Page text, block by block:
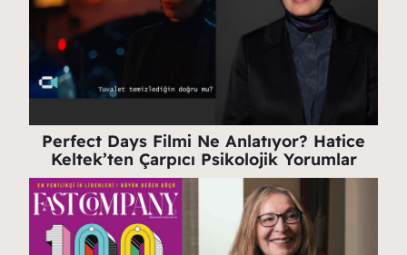
Perfect Days Filmi Ne Anlatıyor? Hatice
Keltek’ten Çarpıcı Psikolojik Yorumlar